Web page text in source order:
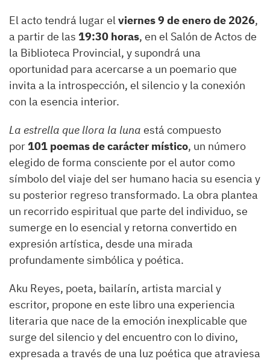
El acto tendrá lugar elviernes 9 de enero de 2026,
a partir de las 19:30 horas, en el Salón de Actos de
la Biblioteca Provincial, y supondrá una
oportunidad para acercarse a un poemario que
invita a la introspección, el silencio y la conexión
con la esencia interior.
La estrella que llora la luna está compuesto
por 101 poemas de carácter místico, un número
elegido de forma consciente por el autor como
símbolo del viaje del ser humano hacia su esencia y
su posterior regreso transformado. La obra plantea
un recorrido espiritual que parte del individuo, se
sumerge en lo esencial y retorna convertido en
expresión artística, desde una mirada
profundamente simbólica y poética.
Aku Reyes, poeta, bailarín, artista marcial y
escritor, propone en este libro una experiencia
literaria que nace de la emoción inexplicable que
surge del silencio y del encuentro con lo divino,
expresada a través de una luz poética que atraviesa